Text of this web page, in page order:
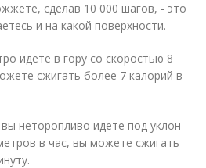
сделав 10 000 шагов, - это
и на какой поверхности.
идете в гору со скоростью 8
сжигать более 7 калорий в
неторопливо идете под уклон
в час, вы можете сжигать